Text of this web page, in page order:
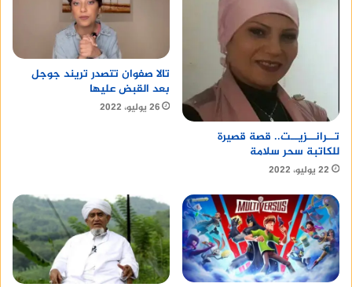
تــرانــزيــت.. قصة قصيرة
للكاتبة سحر سلامة
22 يوليو، 2022
تالا صفوان تتصدر تريند جوجل
بعد القبض عليها
26 يوليو، 2022